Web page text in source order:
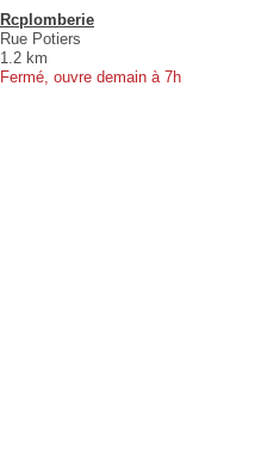
Rcplomberie
Rue Potiers
1.2 km
Fermé, ouvre demain à 7h